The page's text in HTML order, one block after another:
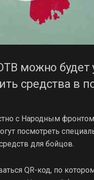
можно будет
средства в
с Народным
посмотреть
для бойцов.
QR-код, по